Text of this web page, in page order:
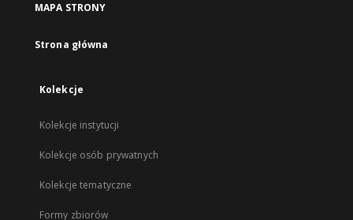
MAPA STRONY
Strona główna
Kolekcje
Kolekcje instytucji
Kolekcje osób prywatnych
Kolekcje tematyczne
Formy zbiorów